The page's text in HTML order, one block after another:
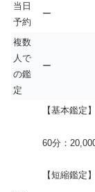
当日
予約
ー
複数
人で
の鑑
定
ー
【基本鑑定】
60分：
【短縮鑑定】